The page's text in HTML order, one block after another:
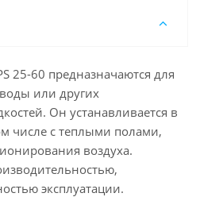
25-60 предназначаются для
или других
Он устанавливается в
числе с теплыми полами,
воздуха.
эксплуатации.